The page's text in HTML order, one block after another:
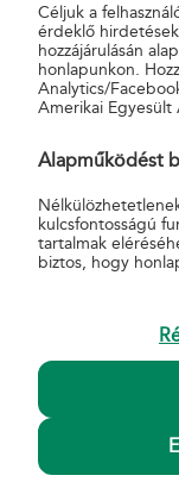
mobilegyenleg
elérhetők benne az
postai QR-kódos
egyes
BB: „A Magyar
meghajtású
szállítási és
háromkerekű
A
elmondta:
Céljuk a
érdeklő
hozzájárulásán
honlapunkon.
Analytics/
Amerikai Egyesült
Alapműködést
kulcsfontosságú
tartalmak
biztos, hogy